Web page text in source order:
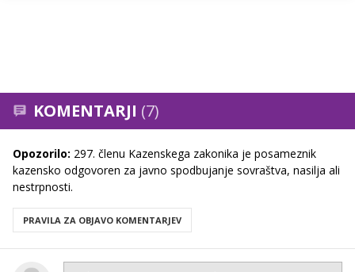
KOMENTARJI (7)
Opozorilo: 297. členu Kazenskega zakonika je posameznik
kazensko odgovoren za javno spodbujanje sovraštva, nasilja ali
nestrpnosti.
PRAVILA ZA OBJAVO KOMENTARJEV